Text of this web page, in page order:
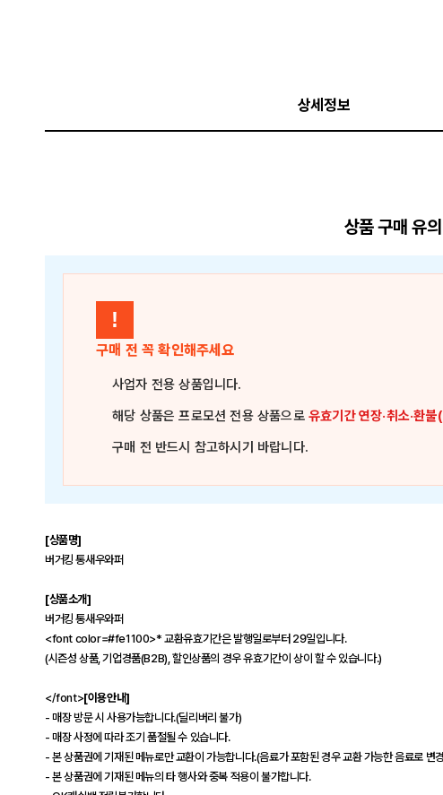
상세정보
상품 구매 유
!
구매 전 꼭 확인해주세요
사업자 전용 상품입니다.
해당 상품은프로모션 전용 상품으로유효기간 연장·취소·환
구매 전 반드시 참고하시기 바랍니다.
[상품명]
버거킹 통새우와퍼
[상품소개]
버거킹 통새우와퍼
<font color=#fe1100>* 교환유효기간은 발행일로부터 29일입니다.
(시즌성 상품, 기업경품(B2B), 할인상품의 경우 유효기간이 상이 할 수 있습니다.)
</font>[이용안내]
- 매장 방문 시 사용가능합니다.(딜리버리 불가)
- 매장 사정에 따라 조기 품절될 수 있습니다.
- 본 상품권에 기재된 메뉴로만 교환이 가능합니다.(음료가 포함된 경우 교환 가능한 음료로 변
- 본 상품권에 기재된 메뉴의 타 행사와 중복 적용이 불가합니다.